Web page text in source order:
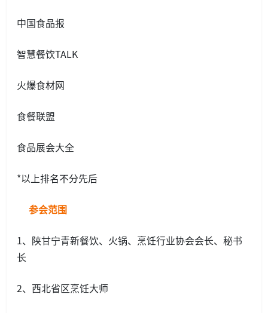
中国食品报
智慧餐饮TALK
火爆食材网
食餐联盟
食品展会大全
*以上排名不分先后
参会范围
1、陕甘宁青新餐饮、火锅、烹饪行业协会会长、秘书
长
2、西北省区烹饪大师